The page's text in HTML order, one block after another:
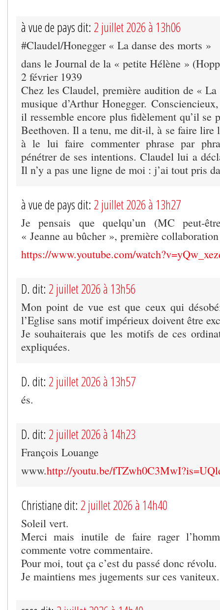
à vue de pays dit: 2 juillet 2026 à 13h06
#Claudel/Honegger « La danse des morts »
dans le Journal de la « petite Hélène »
2 février 1939
Chez les Claudel, première audition de «
musique d’Arthur Honegger.
il ressemble encore plus fidèlement qu’il se
Beethoven. Il a tenu, me dit-il, à se faire lire
à le lui faire commenter phrase par
pénétrer de ses intentions. Claudel lui a
Il n’y a pas une ligne de moi : j’ai tout pris
à vue de pays dit: 2 juillet 2026 à 13h27
Je pensais que quelqu’un (MC peut-
« Jeanne au bûcher », première
https://www.youtube.com/
D. dit: 2 juillet 2026 à 13h56
Mon point de vue est que ceux qui
l’Eglise sans motif impérieux doivent être
Je souhaiterais que les motifs de ces
expliquées.
D. dit: 2 juillet 2026 à 13h57
és.
D. dit: 2 juillet 2026 à 14h23
François Louange
www.http://youtu.be/
Christiane dit: 2 juillet 2026 à 14h40
Soleil vert.
Merci mais inutile de faire rager
commente votre commentaire.
Pour moi, tout ça c’est du passé donc révolu.
Je maintiens mes jugements sur ces vaniteux.